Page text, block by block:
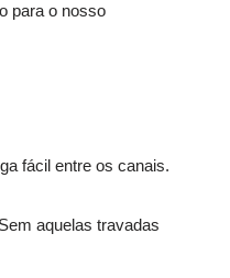
para o nosso
fácil entre os canais.
aquelas travadas